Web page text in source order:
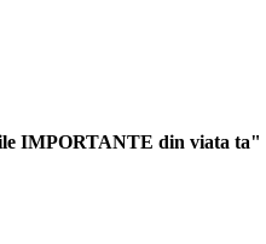
IMPORTANTE din viata ta"